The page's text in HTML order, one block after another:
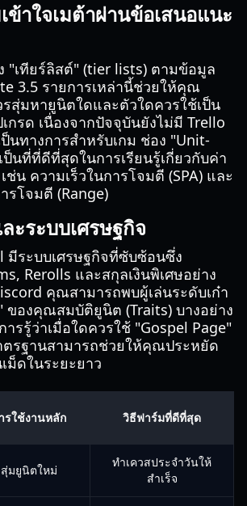
ข้าใจเมต้าผ่านข้อเสนอแนะ
"เทียร์ลิสต์" (tier lists) ตามข้อมูล
3.5 รายการเหล่านี้ช่วยให้คุณ
สุ่มหายูนิตใดและตัวใดควรใช้เป็น
กรด เนื่องจากปัจจุบันยังไม่มี Trello
นทางการสำหรับเกม ช่อง "Unit-
ป็นที่ที่ดีที่สุดในการเรียนรู้เกี่ยวกับค่า
น ความเร็วในการโจมตี (SPA) และ
รโจมตี (Range)
ะระบบเศรษฐกิจ
มีระบบเศรษฐกิจที่ซับซ้อนซึ่ง
Rerolls และสกุลเงินพิเศษอย่าง
คุณสามารถพบผู้เล่นระดับเก๋า
ของคุณสมบัติยูนิต (Traits) บางอย่าง
ารรู้ว่าเมื่อใดควรใช้ "Gospel Page"
รฐานสามารถช่วยให้คุณประหยัด
ม็ดในระยะยาว
รใช้งานหลัก วิธีฟาร์มที่ดีที่สุด
สุ่มยูนิตใหม่
ทำเควสประจำวันให้
สำเร็จ